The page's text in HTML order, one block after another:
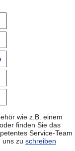
wie z.B. einem
finden Sie das
Service-Team
uns zu schreiben